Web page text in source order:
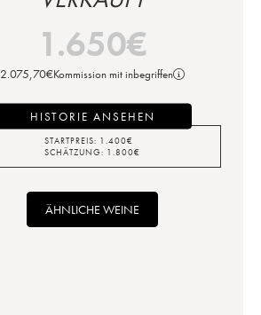
1.650€
2.075,70€Kommission mit inbegriffen
HISTORIE ANSEHEN
STARTPREIS: 1.400€
SCHÄTZUNG: 1.800€
ÄHNLICHE WEINE